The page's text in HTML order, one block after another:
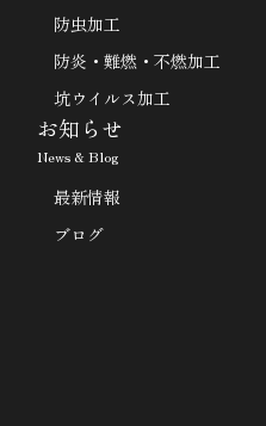
防虫加工
防炎・難燃・不燃加工
坑ウイルス加工
お知らせ
News & Blog
最新情報
ブログ